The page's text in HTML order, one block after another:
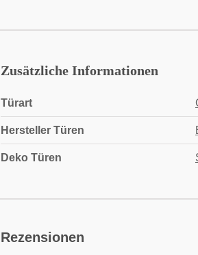
Zusätzliche Informationen
Türart
Hersteller Türen
Deko Türen
Rezensionen